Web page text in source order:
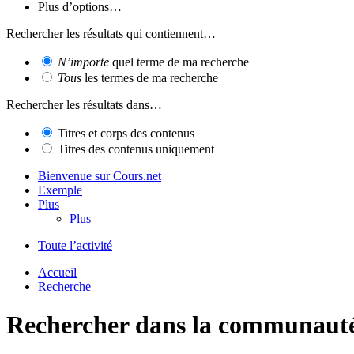
Plus d’options…
Rechercher les résultats qui contiennent…
N’importe quel terme de ma recherche
Tous les termes de ma recherche
Rechercher les résultats dans…
Titres et corps des contenus
Titres des contenus uniquement
Bienvenue sur Cours.net
Exemple
Plus
Plus
Toute l’activité
Accueil
Recherche
Rechercher dans la